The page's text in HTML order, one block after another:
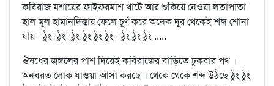
কবিরাজ মশায়ের ফাইফরমাশ খাটে আর শুকিয়ে নেওয়া লতাপাতা
ছাল মূল হামানদিস্তায় ফেলে চূর্ণ করে অনেক দূর থেকেই শব্দ শোনা
যায় - ঠুং- ঠুং- ঠুং-ঠুং ঠুং ঠুং - ঠুং ঠুং ঠুং .....
ঔষধের জঙ্গলের পাশ দিয়েই কবিরাজের বাড়িতে ঢুকবার পথ ।
অনবরত লোক যাওয়া-আসা করছে । থেকে থেকে শব্দ উঠছে ঠুং ঠুং